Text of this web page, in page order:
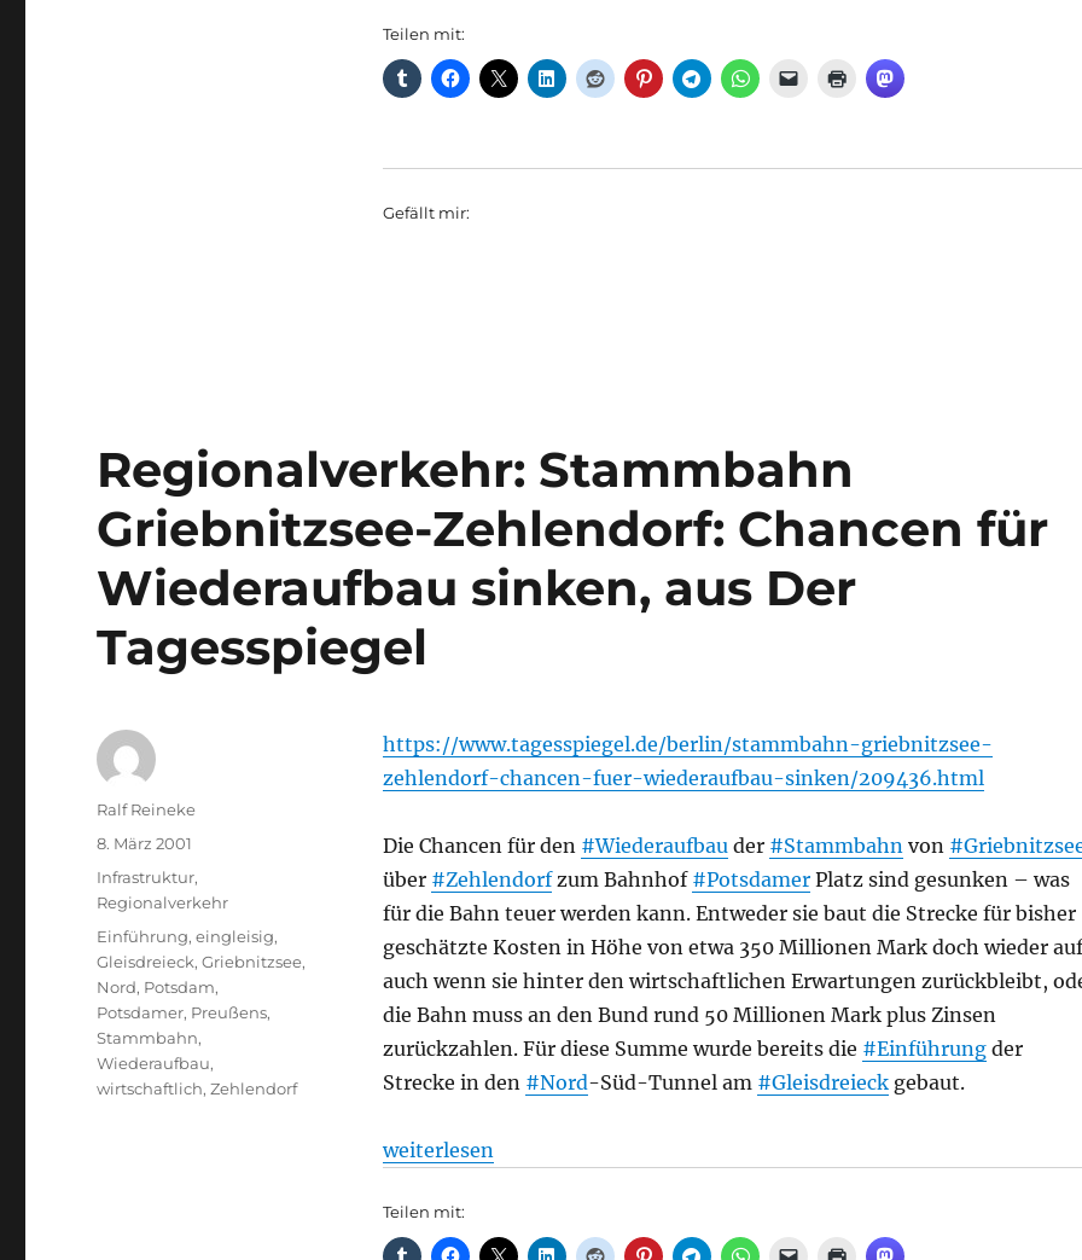
Teilen mit:
Gefällt mir:
Regionalverkehr: Stammbahn
Griebnitzsee-Zehlendorf: Chancen für
Wiederaufbau sinken, aus Der
Tagesspiegel
https://www.tagesspiegel.de/berlin/stammbahn-griebnitzsee-
zehlendorf-chancen-fuer-wiederaufbau-sinken/209436.html
Die Chancen für den #Wiederaufbauder #Stammbahnvon
über #Zehlendorfzum Bahnhof #PotsdamerPlatz sind gesunken – was
für die Bahn teuer werden kann. Entweder sie baut die Strecke für bisher
geschätzte Kosten in Höhe von etwa 350 Millionen Mark doch wieder
auch wenn sie hinter den wirtschaftlichen Erwartungen zurückbleibt,
die Bahn muss an den Bund rund 50 Millionen Mark plus Zinsen
zurückzahlen. Für diese Summe wurde bereits die #Einführungder
Strecke in den #Nord-Süd-Tunnel am #Gleisdreieckgebaut.
„Regionalverkehr: Stammbahn Griebnitzsee-Zehlendorf: Chancen für
weiterlesen
Teilen mit:
Autor
Ralf Reineke
Veröffentlicht
am
8. März 2001
Kategorien
Infrastruktur,
Regionalverkehr
Schlagwörter
Einführung,eingleisig,
Gleisdreieck,Griebnitzsee,
Nord, Potsdam,
Potsdamer, Preußens,
Stammbahn,
Wiederaufbau,
wirtschaftlich,Zehlendorf